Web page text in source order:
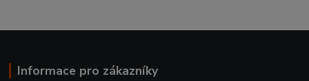
Informace pro zákazníky